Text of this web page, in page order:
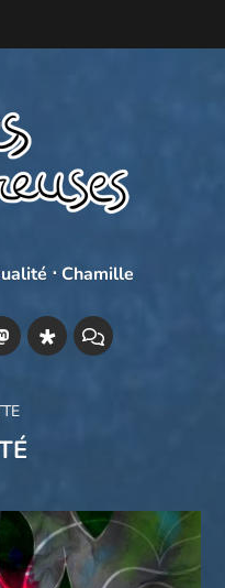
⋅ Chamille